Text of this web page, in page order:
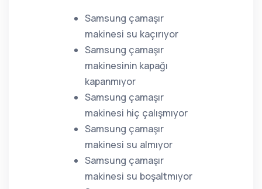
Samsung çamaşır
makinesi su kaçırıyor
Samsung çamaşır
makinesinin kapağı
kapanmıyor
Samsung çamaşır
makinesi hiç çalışmıyor
Samsung çamaşır
makinesi su almıyor
Samsung çamaşır
makinesi su boşaltmıyor